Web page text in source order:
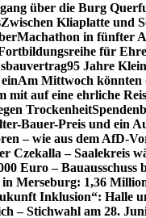
über die Burg
Zwischen Kliaplatte und
in fünfter
für
95 Jahre
Am Mittwoch könnten
mit auf eine ehrliche
Trockenheit
Bauer-Preis und ein
– wie aus dem AfD-
Czekalla – Saalekreis
Euro – Bauausschuss
in Merseburg: 1,36
Inklusion“: Halle
– Stichwahl am 28.